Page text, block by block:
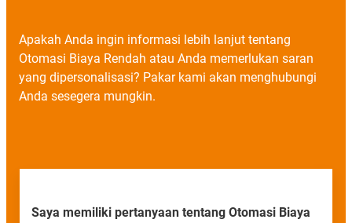
Apakah Anda ingin informasi lebih lanjut tentang
Otomasi Biaya Rendah atau Anda memerlukan saran
yang dipersonalisasi? Pakar kami akan menghubungi
Anda sesegera mungkin.
Saya memiliki pertanyaan tentang Otomasi Biaya